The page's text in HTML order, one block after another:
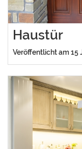
Haustür
Veröffentlicht am 15